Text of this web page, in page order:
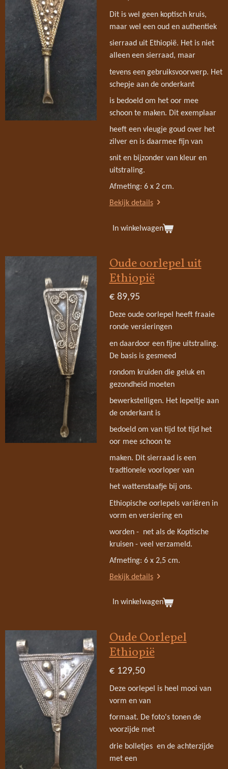
Dit is wel geen koptisch kruis,
maar wel een oud en authentiek
sierraad uit Ethiopië. Het is niet
alleen een sierraad, maar
tevens een gebruiksvoorwerp. Het
schepje aan de onderkant
is bedoeld om het oor mee
schoon te maken. Dit exemplaar
heeft een vleugje goud over het
zilver en is daarmee fijn van
snit en bijzonder van kleur en
uitstraling.
Afmeting: 6 x 2 cm.
Bekijk details
In winkelwagen
Oude oorlepel uit
Ethiopië
€ 89,95
Deze oude oorlepel heeft fraaie
ronde versieringen
en daardoor een fijne uitstraling.
De basis is gesmeed
rondom kruiden die geluk en
gezondheid moeten
bewerkstelligen. Het lepeltje aan
de onderkant is
bedoeld om van tijd tot tijd het
oor mee schoon te
maken. Dit sierraad is een
tradtionele voorloper van
het wattenstaafje bij ons.
Ethiopische oorlepels variëren in
vorm en versiering en
worden - net als de Koptische
kruisen - veel verzameld.
Afmeting: 6 x 2,5 cm.
Bekijk details
In winkelwagen
Oude Oorlepel
Ethiopië
€ 129,50
Deze oorlepel is heel mooi van
vorm en van
formaat. De foto's tonen de
voorzijde met
drie bolletjes en de achterzijde
met een